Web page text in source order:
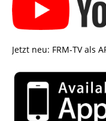
Jetzt neu: FRM-TV als